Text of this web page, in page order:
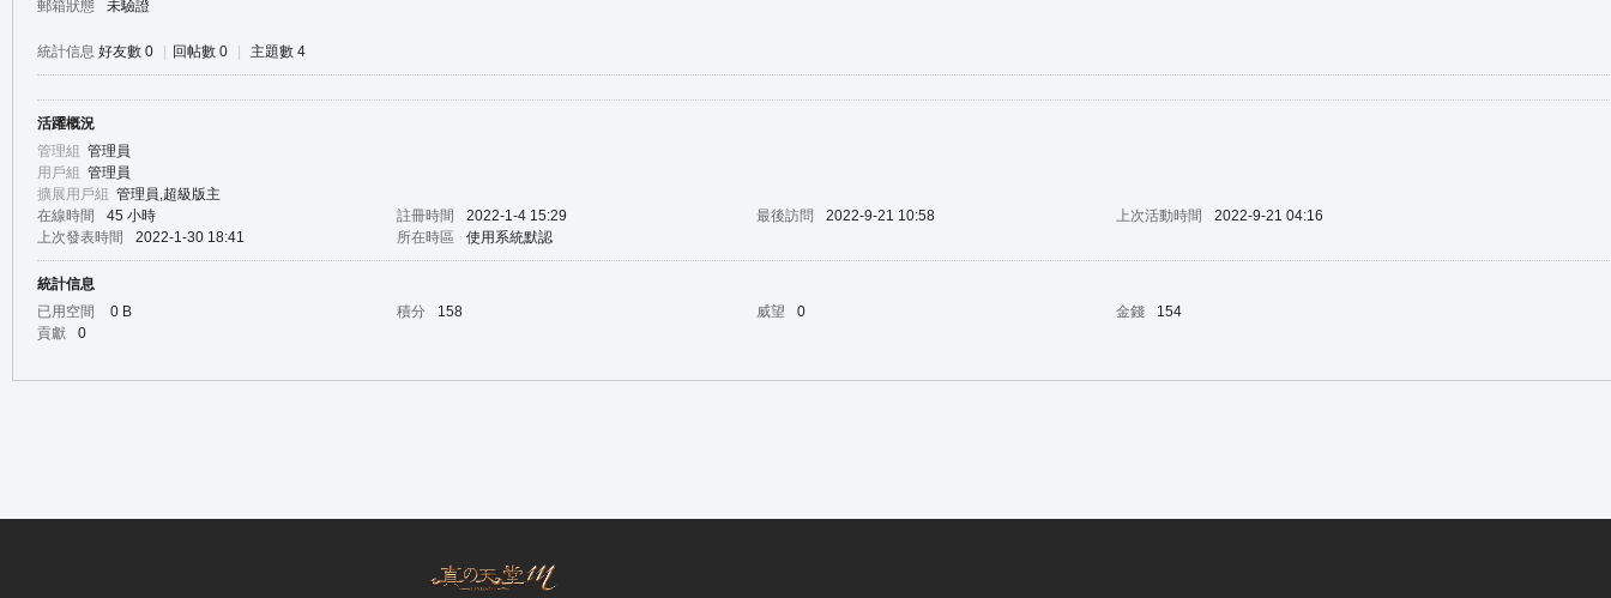
天
郵箱狀態
未驗證
統計信息 好友數 0 回帖數 0 主題數 4
活躍概況
管理組 管理員
用戶組 管理員
擴展用戶組 管理員,超級版主
在線時間
45 小時 註冊時間 2022-1-4 15:29 最後訪問 2022-9-21 10:58 上次活動時間
2022-9-21 04:16
上次發表時間
2022-1-30 18:41 所在時區 使用系統默認
統計信息
已用空間
0 B 積分 158 威望 0 金錢
154
貢獻
0